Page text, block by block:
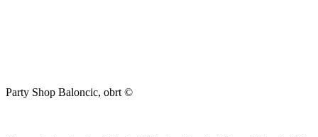
Party Shop Baloncic, obrt ©